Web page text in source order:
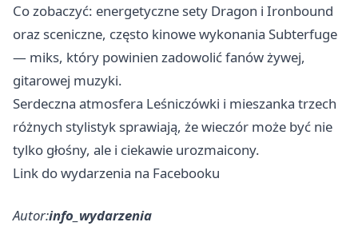
Co zobaczyć: energetyczne sety Dragon i Ironbound
oraz sceniczne, często kinowe wykonania Subterfuge
— miks, który powinien zadowolić fanów żywej,
gitarowej muzyki.
Serdeczna atmosfera Leśniczówki i mieszanka trzech
różnych stylistyk sprawiają, że wieczór może być nie
tylko głośny, ale i ciekawie urozmaicony.
Link do wydarzenia na Facebooku
Autor:info_wydarzenia